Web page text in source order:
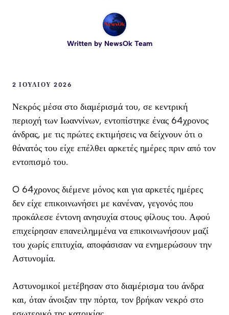
Written by NewsOk Team
2 ΙΟΥΛΊΟΥ 2026
Νεκρός μέσα στο διαμέρισμά του, σε κεντρική
περιοχή των Ιωαννίνων, εντοπίστηκε ένας 64χρονος
άνδρας, με τις πρώτες εκτιμήσεις να δείχνουν ότι ο
θάνατός του είχε επέλθει αρκετές ημέρες πριν από τον
εντοπισμό του.
O 64χρονος διέμενε μόνος και για αρκετές ημέρες
δεν είχε επικοινωνήσει με κανέναν, γεγονός που
προκάλεσε έντονη ανησυχία στους φίλους του. Αφού
επιχείρησαν επανειλημμένα να επικοινωνήσουν μαζί
του χωρίς επιτυχία, αποφάσισαν να ενημερώσουν την
Αστυνομία.
Αστυνομικοί μετέβησαν στο διαμέρισμα του άνδρα
και, όταν άνοιξαν την πόρτα, τον βρήκαν νεκρό στο